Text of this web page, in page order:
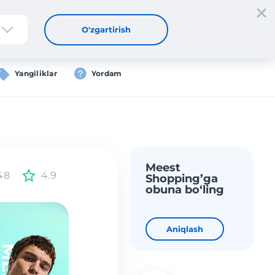
oʻtish Kirish UZ
Yangiliklar Yordam
O'zgartirish
4.9
Meest
Shopping’ga
obuna bo‘ling
Aniqlash